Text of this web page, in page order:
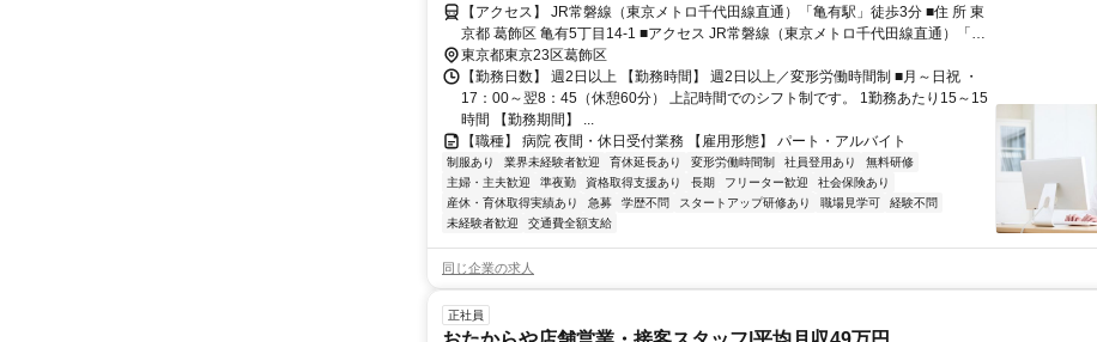
【アクセス】 JR常磐線（東京メトロ千代田線直通）「亀有駅」徒歩3分 ■住 所 東
京都 葛飾区 亀有5丁目14-1 ■アクセス JR常磐線（東京メトロ千代田線直通）「亀
有駅」徒歩3分
東京都東京23区葛飾区
【勤務日数】 週2日以上 【勤務時間】 週2日以上／変形労働時間制 ■月～日祝 ・
17：00～翌8：45（休憩60分） 上記時間でのシフト制です。 1勤務あたり15～15
時間 【勤務期間】 ...
【職種】 病院 夜間・休日受付業務 【雇用形態】 パート・アルバイト
制服あり 業界未経験者歓迎 育休延長あり 変形労働時間制 社員登用あり
無料研修
主婦・主夫歓迎
準夜勤 資格取得支援あり 長期 フリーター歓迎
社会保険あり
産休・育休取得実績あり
急募 学歴不問 スタートアップ研修あり 職場見学可
経験不問
未経験者歓迎
交通費全額支給
同じ企業の求人
正社員